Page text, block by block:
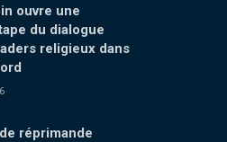
ouvre une
du dialogue
religieux dans
réprimande